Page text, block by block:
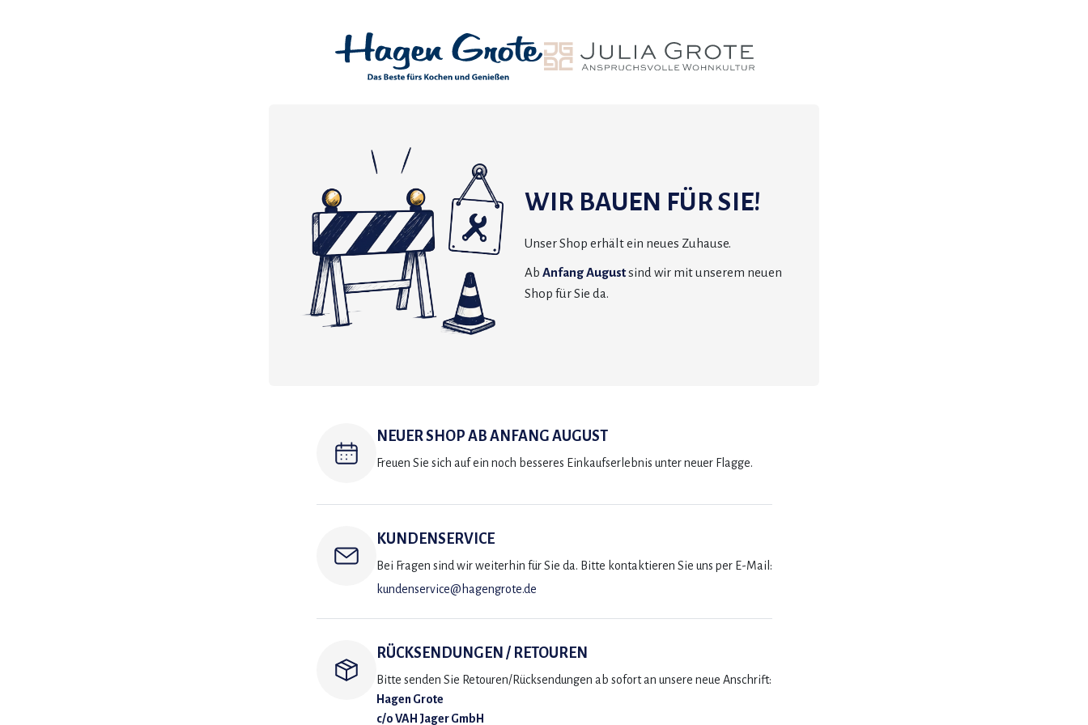
WIR BAUEN FÜR SIE!
Unser Shop erhält ein neues Zuhause.
Ab Anfang Augustsind wir mit unserem neuen
Shop für Sie da.
NEUER SHOP AB ANFANG AUGUST
Freuen Sie sich auf ein noch besseres Einkaufserlebnis unter neuer Flagge.
KUNDENSERVICE
Bei Fragen sind wir weiterhin für Sie da. Bitte kontaktieren Sie uns per E-Mail:
kundenservice@hagengrote.de
RÜCKSENDUNGEN / RETOUREN
Bitte senden Sie Retouren/Rücksendungen ab sofort an unsere neue Anschrift:
Hagen Grote
c/o VAH Jager GmbH